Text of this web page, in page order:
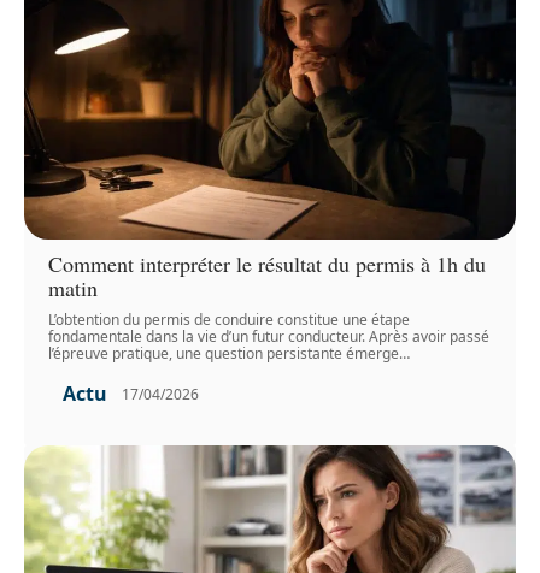
Comment interpréter le résultat du permis à 1h du
matin
L’obtention du permis de conduire constitue une étape
fondamentale dans la vie d’un futur conducteur. Après avoir passé
l’épreuve pratique, une question persistante émerge…
Actu 17/04/2026